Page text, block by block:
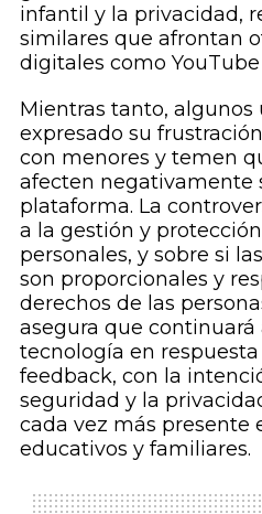
infantil y la privacidad,
similares que afrontan
digitales como
Mientras tanto, algunos
expresado su
con menores y temen
afecten negativamente
plataforma. La
a la gestión y
personales, y sobre si
son proporcionales y
derechos de las
asegura que continuará
tecnología en
feedback, con la
seguridad y la
cada vez más presente
educativos y familiares.